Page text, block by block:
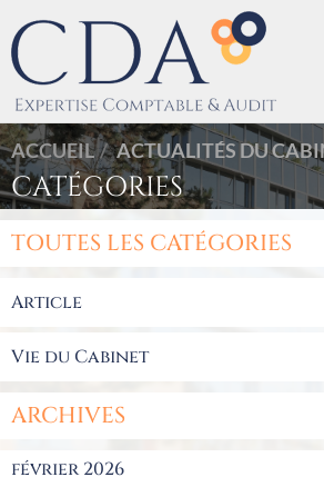
ACCUEIL ACTUALITÉS DU
CATÉGORIES
TOUTES LES CATÉGORIES
Article
Vie du Cabinet
ARCHIVES
février 2026